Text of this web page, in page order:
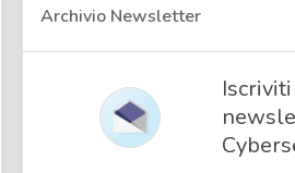
Archivio Newsletter